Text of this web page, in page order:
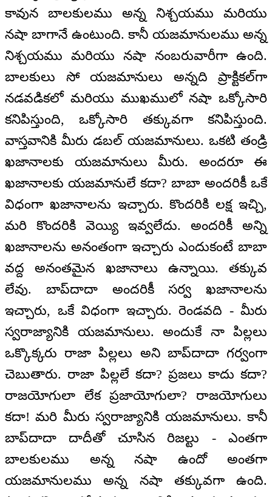
కావున బాలకులము అన్న నిశ్చయము మరియు
నషా బాగానే ఉంటుంది. కానీ యజమానులము అన్న
నిశ్చయము మరియు నషా నంబరువారీగా ఉంది.
బాలకులు సో యజమానులు అన్నది ప్రాక్టికల్‌గా
నడవడికలో మరియు ముఖములో నషా ఒక్కోసారి
కనిపిస్తుంది, ఒక్కోసారి తక్కువగా కనిపిస్తుంది.
వాస్తవానికి మీరు డబల్‌ యజమానులు. ఒకటి తండ్రి
ఖజానాలకు యజమానులు మీరు. అందరూ ఈ
ఖజానాలకు యజమానులే కదా? బాబా అందరికీ ఒకే
విధంగా ఖజానాలను ఇచ్చారు. కొందరికి లక్ష ఇచ్చి,
మరి కొందరికి వెయ్యి ఇవ్వలేదు. అందరికీ అన్ని
ఖజానాలను అనంతంగా ఇచ్చారు ఎందుకంటే బాబా
వద్ద అనంతమైన ఖజానాలు ఉన్నాయి. తక్కువ
లేవు. బాప్‌దాదా అందరికీ సర్వ ఖజానాలను
ఇచ్చారు, ఒకే విధంగా ఇచ్చారు. రెండవది - మీరు
స్వరాజ్యానికి యజమానులు. అందుకే నా పిల్లలు
ఒక్కొక్కరు రాజా పిల్లలు అని బాప్‌దాదా గర్వంగా
చెబుతారు. రాజా పిల్లలే కదా? ప్రజలు కాదు కదా?
రాజయోగులా లేక ప్రజాయోగులా? రాజయోగులు
కదా! మరి మీరు స్వరాజ్యానికి యజమానులు. కానీ
బాప్‌దాదా దాదీతో చూసిన రిజల్టు - ఎంతగా
బాలకులము అన్న నషా ఉందో అంతగా
యజమానులము అన్న నషా తక్కువగా ఉంది.